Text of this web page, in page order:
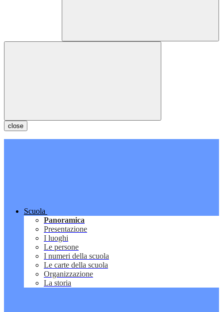
close
Scuola
Panoramica
Presentazione
I luoghi
Le persone
I numeri della scuola
Le carte della scuola
Organizzazione
La storia